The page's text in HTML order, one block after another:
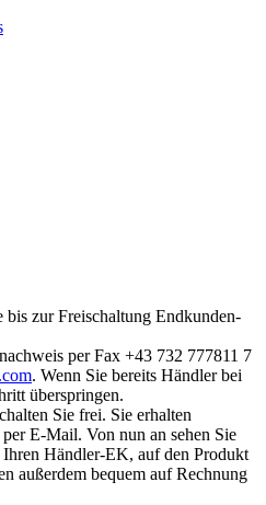
bis zur Freischaltung Endkunden-
per Fax +43 732 777811 7
. Wenn Sie bereits Händler bei
überspringen.
Sie frei. Sie erhalten
E-Mail. Von nun an sehen Sie
Händler-EK, auf den Produkt
außerdem bequem auf Rechnung